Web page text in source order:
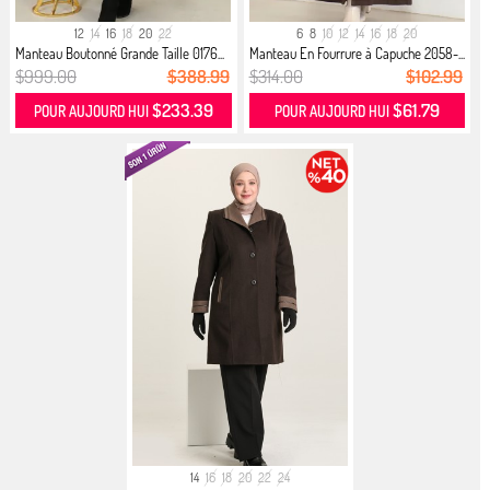
12 14 16 18 20 22
Manteau Boutonné Grande Taille 0176...
$999.00 $388.99
POUR AUJOURD HUI$233.39
6 8 10 12 14 16 18 20
Manteau En Fourrure à Capuche 2058-...
$314.00 $102.99
POUR AUJOURD HUI$61.79
14 16 18 20 22 24